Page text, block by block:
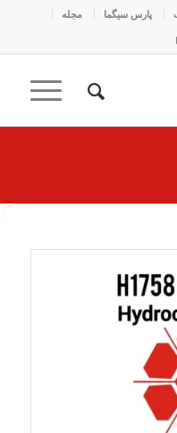
پارس سیگما
مجله